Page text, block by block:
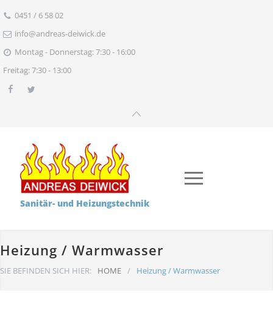
0451 / 6 58 02
info@andreas-deiwick.de
Montag - Donnerstag: 7:30 - 16:00
Freitag: 7:30 - 13:00
Sanitär- und Heizungstechnik
Heizung / Warmwasser
SIE BEFINDEN SICH HIER: HOME / Heizung / Warmwasser